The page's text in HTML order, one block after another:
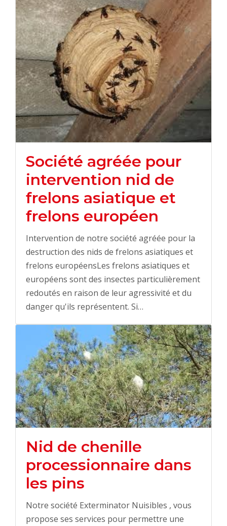
Société agréée pour
intervention nid de
frelons asiatique et
frelons européen
Intervention de notre société agréée pour la
destruction des nids de frelons asiatiques et
frelons européensLes frelons asiatiques et
européens sont des insectes particulièrement
redoutés en raison de leur agressivité et du
danger qu'ils représentent. Si…
Nid de chenille
processionnaire dans
les pins
Notre société Exterminator Nuisibles , vous
propose ses services pour permettre une